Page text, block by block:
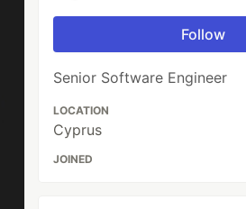
Follow
Senior Software Engineer
LOCATION
Cyprus
JOINED